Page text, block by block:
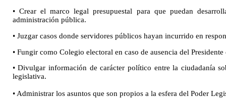
• Crear el marco legal presupuestal para que puedan
administración pública.
• Juzgar casos donde servidores públicos hayan incurrido en
• Fungir como Colegio electoral en caso de ausencia del
• Divulgar información de carácter político entre la ciudadanía
legislativa.
• Administrar los asuntos que son propios a la esfera del Poder